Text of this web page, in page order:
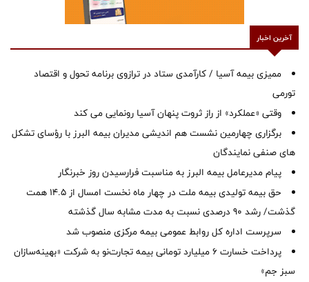
آخرین اخبار
ممیزی بیمه آسیا / کارآمدی ستاد در ترازوی برنامه تحول و اقتصاد
تورمی
وقتی «عملکرد» از راز ثروت پنهان آسیا رونمایی می کند
برگزاری چهارمین نشست هم اندیشی مدیران بیمه البرز با رؤسای تشکل
های صنفی نمایندگان
پیام مدیرعامل بیمه البرز به مناسبت فرارسیدن روز خبرنگار
حق بیمه تولیدی بیمه ملت در چهار ماه نخست امسال از 14.5 همت
گذشت/ رشد 90 درصدی نسبت به مدت مشابه سال گذشته
سرپرست اداره كل روابط عمومی بیمه مركزی منصوب شد
پرداخت خسارت ۶ میلیارد تومانی بیمه تجارت‌نو به شرکت «بهینه‌سازان
سبز جم»